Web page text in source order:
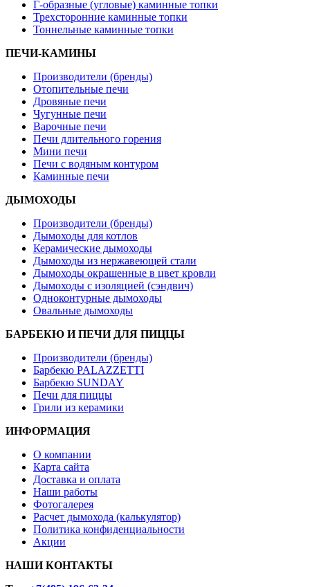
Г-образные (угловые) каминные топки
Трехсторонние каминные топки
Тоннельные каминные топки
ПЕЧИ-КАМИНЫ
Производители (бренды)
Отопительные печи
Дровяные печи
Чугунные печи
Варочные печи
Печи длительного горения
Мини печи
Печи с водяным контуром
Каминные печи
ДЫМОХОДЫ
Производители (бренды)
Дымоходы для котлов
Керамические дымоходы
Дымоходы из нержавеющей стали
Дымоходы окрашенные в цвет кровли
Дымоходы с изоляцией (сэндвич)
Одноконтурные дымоходы
Овальные дымоходы
БАРБЕКЮ И ПЕЧИ ДЛЯ ПИЦЦЫ
Производители (бренды)
Барбекю PALAZZETTI
Барбекю SUNDAY
Печи для пиццы
Грили из керамики
ИНФОРМАЦИЯ
О компании
Карта сайта
Доставка и оплата
Наши работы
Фотогалерея
Расчет дымохода (калькулятор)
Политика конфиденциальности
Акции
НАШИ КОНТАКТЫ